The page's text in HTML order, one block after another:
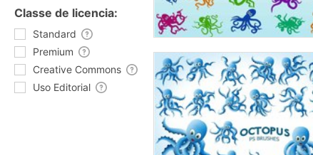
Classe de licencia:
Standard
Premium
Creative Commons
Uso Editorial